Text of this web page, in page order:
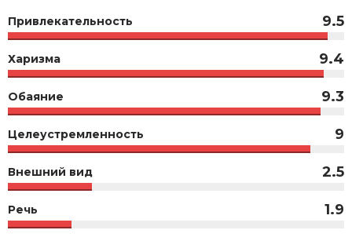
Привлекательность 9.5
Харизма 9.4
Обаяние 9.3
Целеустремленность 9
Внешний вид 2.5
Речь 1.9